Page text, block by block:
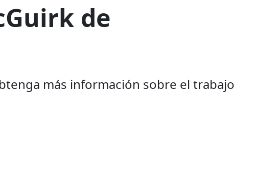
de
más información sobre el trabajo